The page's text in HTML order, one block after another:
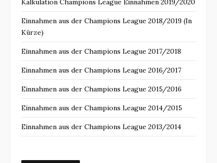
Kalkulation Champions League Einnahmen 2019/2020
Einnahmen aus der Champions League 2018/2019 (In
Kürze)
Einnahmen aus der Champions League 2017/2018
Einnahmen aus der Champions League 2016/2017
Einnahmen aus der Champions League 2015/2016
Einnahmen aus der Champions League 2014/2015
Einnahmen aus der Champions League 2013/2014